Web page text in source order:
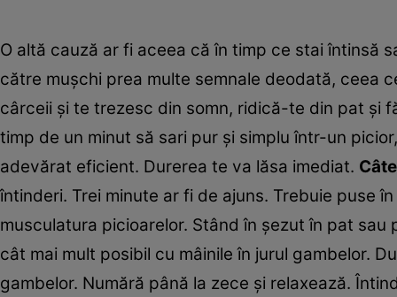
O altă cauză ar fi aceea că în timp ce stai întinsă
către muşchi prea multe semnale deodată, ceea
cârceii şi te trezesc din somn, ridică-te din pat şi
timp de un minut să sari pur şi simplu într-un
adevărat eficient. Durerea te va lăsa imediat.
întinderi. Trei minute ar fi de ajuns. Trebuie puse
musculatura picioarelor. Stând în şezut în pat
cât mai mult posibil cu mâinile în jurul gambelor.
gambelor. Numără până la zece şi relaxează.